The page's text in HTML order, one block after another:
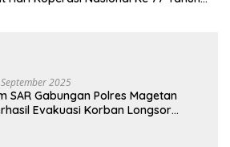
2025
SAR Gabungan Polres Magetan
Evakuasi Korban Longsor